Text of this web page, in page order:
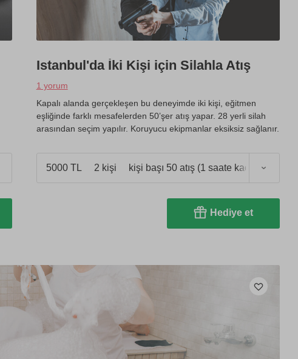
Istanbul'da İki Kişi için Silahla Atış
1 yorum
Kapalı alanda gerçekleşen bu deneyimde iki kişi, eğitmen
eşliğinde farklı mesafelerden 50’şer atış yapar. 28 yerli silah
arasından seçim yapılır. Koruyucu ekipmanlar eksiksiz sağlanır.
5000 TL 2 kişi kişi başı 50 atış (1 saate kadar)
Hediye et